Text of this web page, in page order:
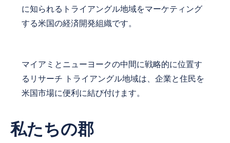
に知られるトライアングル地域をマーケティング
する米国の経済開発組織です。
マイアミとニューヨークの中間に戦略的に位置す
るリサーチ トライアングル地域は、企業と住民を
米国市場に便利に結び付けます。
私たちの郡